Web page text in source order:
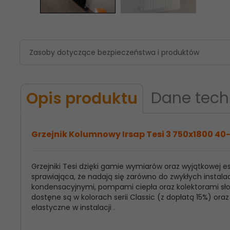
Zasoby dotyczące bezpieczeństwa i produktów
Opis produktu Dane
Grzejnik Kolumnowy Irsap Tesi 3 750x1800
Grzejniki Tesi dzięki gamie wymiarów oraz
sprawiająca, że nadają się zarówno do zwykłych
kondensacyjnymi, pompami ciepła oraz kolektorami
dostęne są w kolorach serii Classic (z dopłatą 15%)
elastyczne w instalacji .
Model
Produktu:
Irsap Tesi 3
Wysokość
Grzejnika:
750